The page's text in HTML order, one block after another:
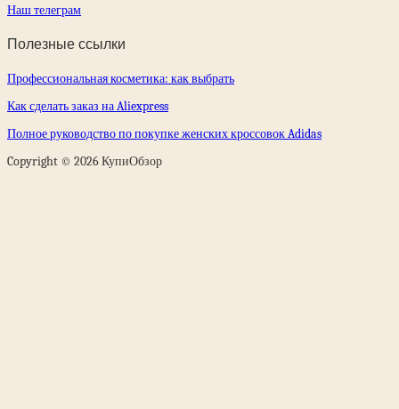
Наш телеграм
Полезные ссылки
Профессиональная косметика: как выбрать
Как сделать заказ на Aliexpress
Полное руководство по покупке женских кроссовок Adidas
Copyright © 2026 КупиОбзор